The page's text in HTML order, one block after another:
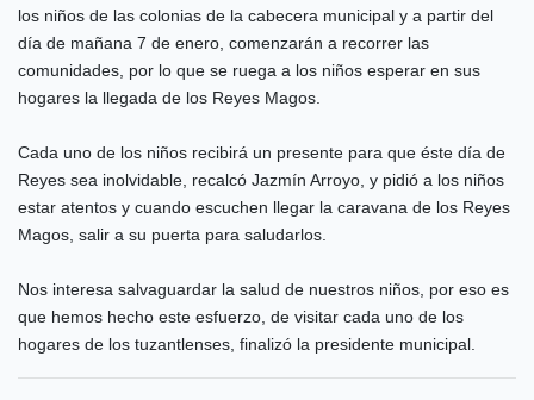
los niños de las colonias de la cabecera municipal y a partir del
día de mañana 7 de enero, comenzarán a recorrer las
comunidades, por lo que se ruega a los niños esperar en sus
hogares la llegada de los Reyes Magos.
Cada uno de los niños recibirá un presente para que éste día de
Reyes sea inolvidable, recalcó Jazmín Arroyo, y pidió a los niños
estar atentos y cuando escuchen llegar la caravana de los Reyes
Magos, salir a su puerta para saludarlos.
Nos interesa salvaguardar la salud de nuestros niños, por eso es
que hemos hecho este esfuerzo, de visitar cada uno de los
hogares de los tuzantlenses, finalizó la presidente municipal.